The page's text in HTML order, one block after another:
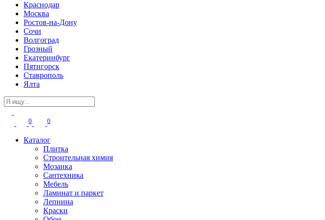
Краснодар
Москва
Ростов-на-Дону
Сочи
Волгоград
Грозный
Екатеринбург
Пятигорск
Ставрополь
Ялта
0 0
Каталог
Плитка
Строительная химия
Мозаика
Сантехника
Мебель
Ламинат и паркет
Лепнина
Краски